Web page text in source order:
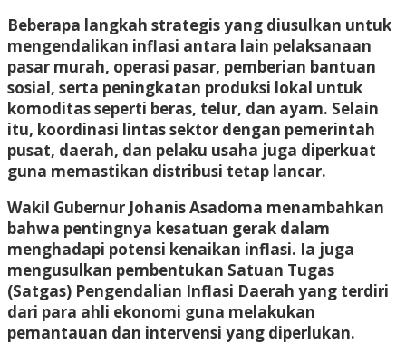
Beberapa langkah strategis yang diusulkan untuk
mengendalikan inflasi antara lain pelaksanaan
pasar murah, operasi pasar, pemberian bantuan
sosial, serta peningkatan produksi lokal untuk
komoditas seperti beras, telur, dan ayam. Selain
itu, koordinasi lintas sektor dengan pemerintah
pusat, daerah, dan pelaku usaha juga diperkuat
guna memastikan distribusi tetap lancar.
Wakil Gubernur Johanis Asadoma menambahkan
bahwa pentingnya kesatuan gerak dalam
menghadapi potensi kenaikan inflasi. Ia juga
mengusulkan pembentukan Satuan Tugas
(Satgas) Pengendalian Inflasi Daerah yang terdiri
dari para ahli ekonomi guna melakukan
pemantauan dan intervensi yang diperlukan.